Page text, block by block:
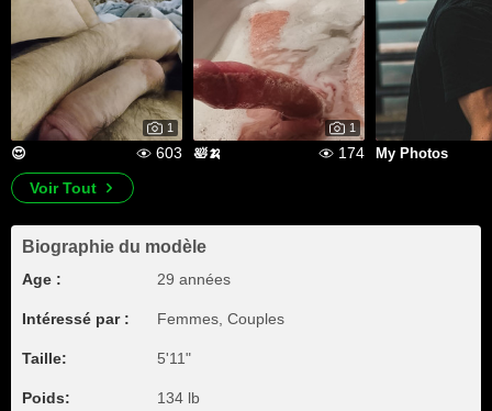
1
😍 603
1
🛀🍌 174 My Photos
Voir Tout
Biographie du modèle
Age : 29 années
Intéressé par : Femmes, Couples
Taille: 5'11"
Poids: 134 lb